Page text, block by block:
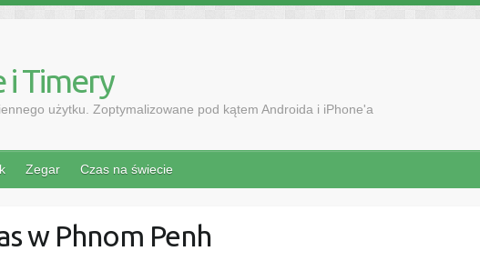
i Timery
użytku. Zoptymalizowane pod kątem Androida i iPhone'a
Zegar Czas na świecie
w Phnom Penh